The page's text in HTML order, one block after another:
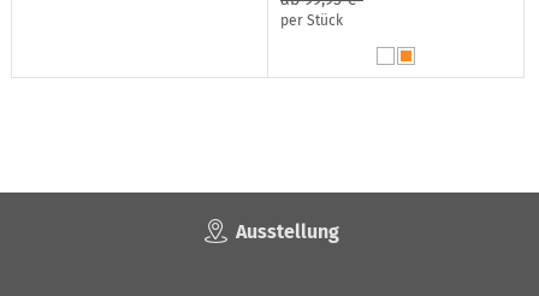
per Stück
Ausstellung